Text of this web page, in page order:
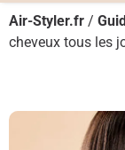
Air-Styler.fr /
cheveux tous les